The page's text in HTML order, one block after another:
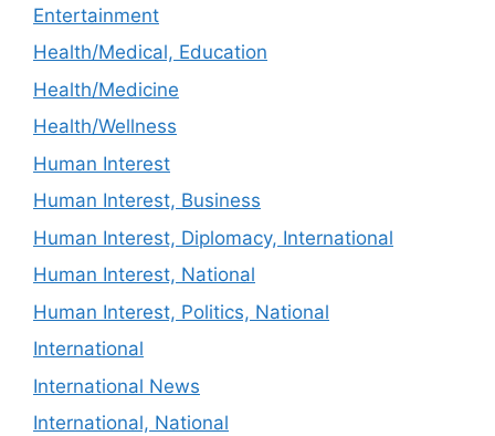
Entertainment
Health/Medical, Education
Health/Medicine
Health/Wellness
Human Interest
Human Interest, Business
Human Interest, Diplomacy, International
Human Interest, National
Human Interest, Politics, National
International
International News
International, National